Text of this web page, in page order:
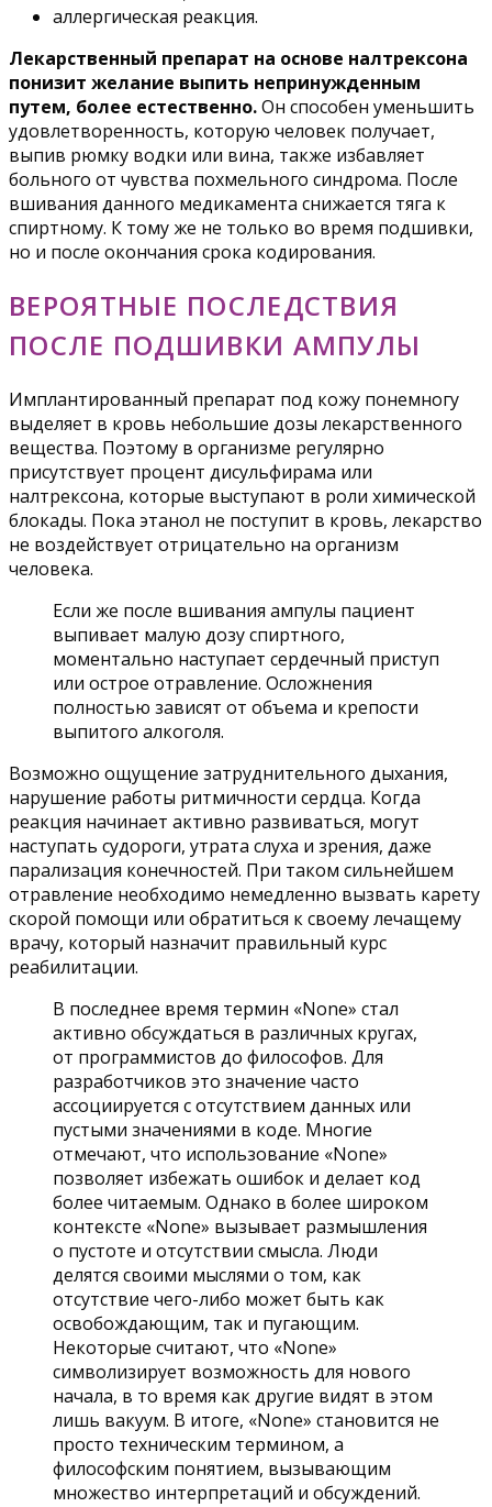
аллергическая реакция.
Лекарственный препарат на основе налтрексона
понизит желание выпить непринужденным
путем, более естественно.Он способен уменьшить
удовлетворенность, которую человек получает,
выпив рюмку водки или вина, также избавляет
больного от чувства похмельного синдрома. После
вшивания данного медикамента снижается тяга к
спиртному. К тому же не только во время подшивки,
но и после окончания срока кодирования.
ВЕРОЯТНЫЕ ПОСЛЕДСТВИЯ
ПОСЛЕ ПОДШИВКИ АМПУЛЫ
Имплантированный препарат под кожу понемногу
выделяет в кровь небольшие дозы лекарственного
вещества. Поэтому в организме регулярно
присутствует процент дисульфирама или
налтрексона, которые выступают в роли химической
блокады. Пока этанол не поступит в кровь, лекарство
не воздействует отрицательно на организм
человека.
Если же после вшивания ампулы пациент
выпивает малую дозу спиртного,
моментально наступает сердечный приступ
или острое отравление. Осложнения
полностью зависят от объема и крепости
выпитого алкоголя.
Возможно ощущение затруднительного дыхания,
нарушение работы ритмичности сердца. Когда
реакция начинает активно развиваться, могут
наступать судороги, утрата слуха и зрения, даже
парализация конечностей. При таком сильнейшем
отравление необходимо немедленно вызвать карету
скорой помощи или обратиться к своему лечащему
врачу, который назначит правильный курс
реабилитации.
В последнее время термин «None» стал
активно обсуждаться в различных кругах,
от программистов до философов. Для
разработчиков это значение часто
ассоциируется с отсутствием данных или
пустыми значениями в коде. Многие
отмечают, что использование «None»
позволяет избежать ошибок и делает код
более читаемым. Однако в более широком
контексте «None» вызывает размышления
о пустоте и отсутствии смысла. Люди
делятся своими мыслями о том, как
отсутствие чего-либо может быть как
освобождающим, так и пугающим.
Некоторые считают, что «None»
символизирует возможность для нового
начала, в то время как другие видят в этом
лишь вакуум. В итоге, «None» становится не
просто техническим термином, а
философским понятием, вызывающим
множество интерпретаций и обсуждений.